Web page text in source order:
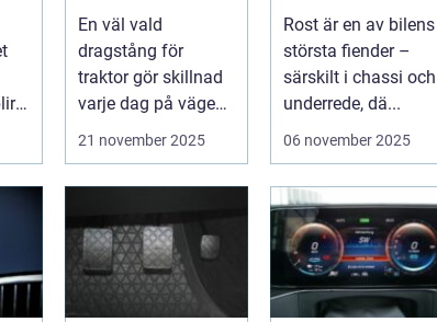
effektiv
transport
En väl vald
dragstång för
traktor gör skillnad
varje dag på vägen.
21 november 2025
Rost är en av bilens
största fiender –
särskilt i chassi och
underrede, dä...
06 november 2025